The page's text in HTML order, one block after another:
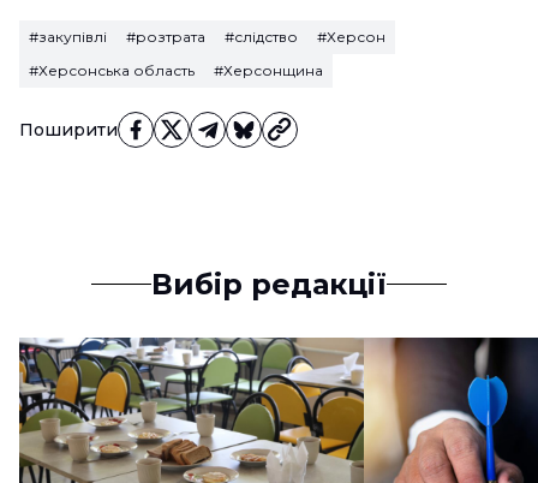
Поширити
#закупівлі #розтрата #слідство
#Херсон
#Херсонська область
#Херсонщина
Вибір редакції